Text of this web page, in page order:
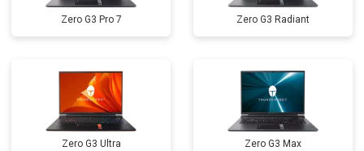
Замена микрофона от 2600 ₽ Заказать
Замена оперативной памяти от 1100 ₽ Заказать
Zero G3 Pro 7 Zero G3 Radiant
Zero G3 Ultra Zero G3 Max